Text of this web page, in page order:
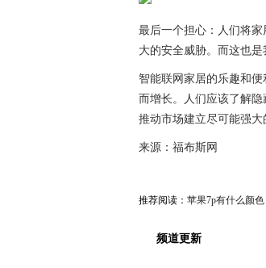
最后一个担心：人们将
大的安全威胁。而这也
智能联网家居的乐趣和
而增长。人们应该了解
推动市场建立尽可能强大
来源：福布斯网
推荐阅读： 苹果7p有什么颜色
频道更新